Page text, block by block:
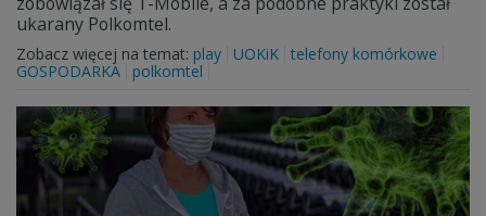
ukarany Polkomtel.
Zobacz więcej na temat: play UOKiK telefony komórkowe
GOSPODARKA
polkomtel